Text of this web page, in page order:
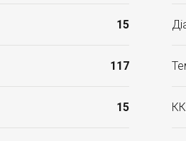
15
117
15